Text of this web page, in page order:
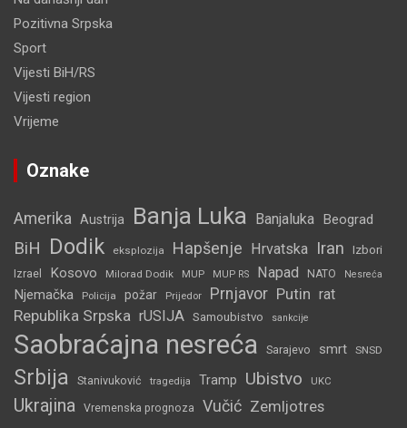
Pozitivna Srpska
Sport
Vijesti BiH/RS
Vijesti region
Vrijeme
Oznake
Amerika Austrija Banja Luka Banjaluka Beograd
BiH Dodik eksplozija Hapšenje Hrvatska Iran Izbori
Izrael Kosovo Milorad Dodik MUP MUP RS Napad NATO Nesreća
Njemačka Policija požar Prijedor Prnjavor Putin rat
Republika Srpska rUSIJA Samoubistvo sankcije
Saobraćajna nesreća Sarajevo smrt SNSD
Srbija Stanivuković tragedija Tramp Ubistvo UKC
Ukrajina Vremenska prognoza Vučić Zemljotres